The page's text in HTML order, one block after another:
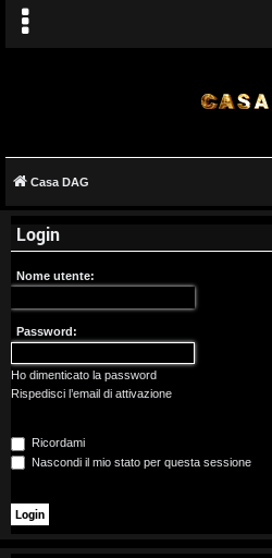
r
g
o
m
e
n
t
i
Casa DAG
Login
Nome utente:
Password:
Ho dimenticato la password
Rispedisci l’email di attivazione
Ricordami
Nascondi il mio stato per questa sessione